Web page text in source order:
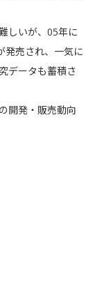
しいが、05年に
発売され、一気に
データも蓄積さ
開発・販売動向